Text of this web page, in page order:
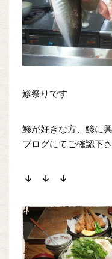
鯵祭りです
鯵が好きな方、鯵に
ブログにてご確認下
↓ ↓ ↓